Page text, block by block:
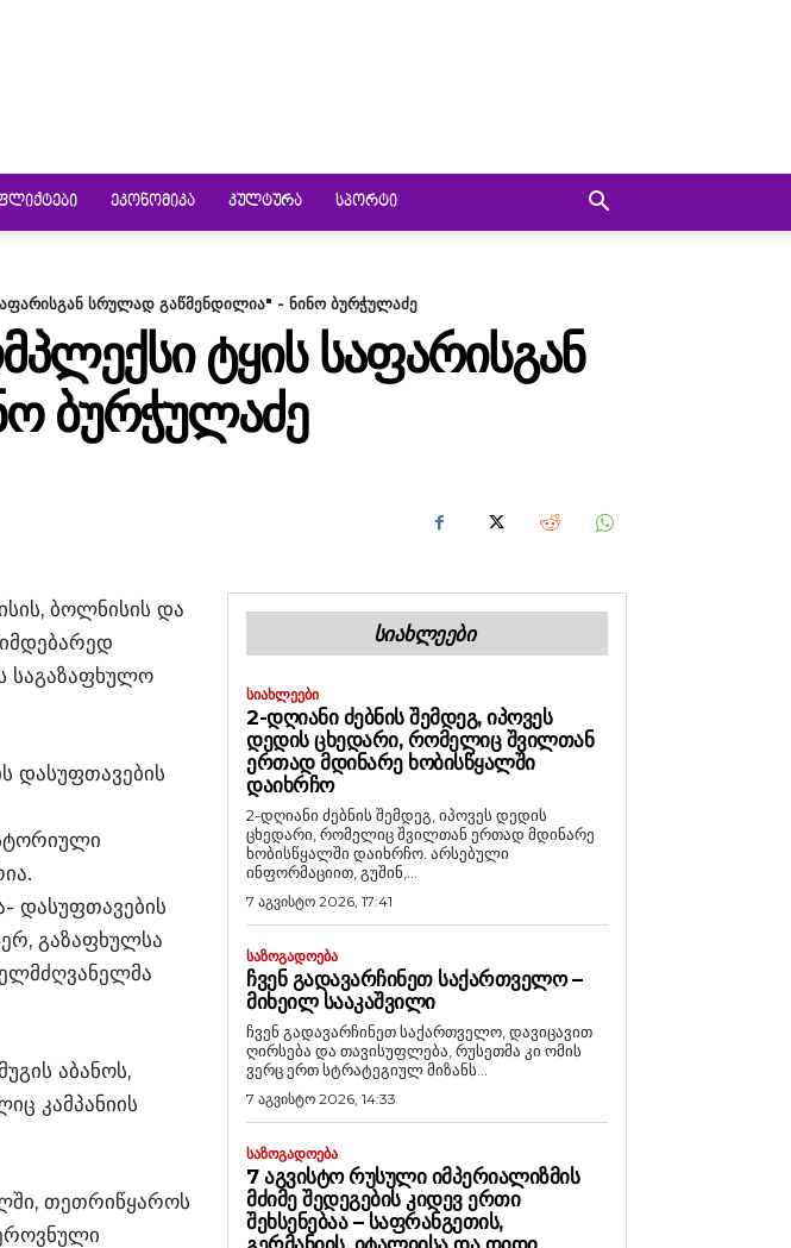
ᲔᲙᲝᲜᲝᲛᲘᲙᲐ ᲙᲣᲚᲢᲣᲠᲐ ᲡᲞᲝᲠᲢᲘ
სრულად გაწმენდილია" - ნინო ბურჭულაძე
ᲢᲧᲘᲡ ᲡᲐᲤᲐᲠᲘᲡᲒᲐᲜ
ᲑᲣᲠᲭᲣᲚᲐᲫᲔ
ბოლნისის და
საგაზაფხულო
დასუფთავების
დასუფთავების
გაზაფხულსა
აბანოს,
კამპანიის
თეთრიწყაროს
ᲡᲘᲐᲮᲚᲔᲔᲑᲘ
ᲡᲘᲐᲮᲚᲔᲔᲑᲘ
2-ᲓᲦᲘᲐᲜᲘ ᲫᲔᲑᲜᲘᲡ ᲨᲔᲛᲓᲔᲒ, ᲘᲞᲝᲕᲔᲡ
ᲓᲔᲓᲘᲡ ᲪᲮᲔᲓᲐᲠᲘ, ᲠᲝᲛᲔᲚᲘᲪ ᲨᲕᲘᲚᲗᲐᲜ
ᲔᲠᲗᲐᲓ ᲛᲓᲘᲜᲐᲠᲔ ᲮᲝᲑᲘᲡᲬᲧᲐᲚᲨᲘ
ᲓᲐᲘᲮᲠᲩᲝ
2-დღიანი ძებნის შემდეგ, იპოვეს დედის
ცხედარი, რომელიც შვილთან ერთად მდინარე
ხობისწყალში დაიხრჩო. არსებული
ინფორმაციით, გუშინ,...
7 აგვისტო 2026, 17:41
ᲡᲐᲖᲝᲒᲐᲓᲝᲔᲑᲐ
ᲩᲕᲔᲜ ᲒᲐᲓᲐᲕᲐᲠᲩᲘᲜᲔᲗ ᲡᲐᲥᲐᲠᲗᲕᲔᲚᲝ –
ᲛᲘᲮᲔᲘᲚ ᲡᲐᲐᲙᲐᲨᲕᲘᲚᲘ
ჩვენ გადავარჩინეთ საქართველო, დავიცავით
ღირსება და თავისუფლება, რუსეთმა კი ომის
ვერც ერთ სტრატეგიულ მიზანს...
7 აგვისტო 2026, 14:33
ᲡᲐᲖᲝᲒᲐᲓᲝᲔᲑᲐ
7 ᲐᲒᲕᲘᲡᲢᲝ ᲠᲣᲡᲣᲚᲘ ᲘᲛᲞᲔᲠᲘᲐᲚᲘᲖᲛᲘᲡ
ᲛᲫᲘᲛᲔ ᲨᲔᲓᲔᲒᲔᲑᲘᲡ ᲙᲘᲓᲔᲕ ᲔᲠᲗᲘ
ᲨᲔᲮᲡᲔᲜᲔᲑᲐᲐ – ᲡᲐᲤᲠᲐᲜᲒᲔᲗᲘᲡ,